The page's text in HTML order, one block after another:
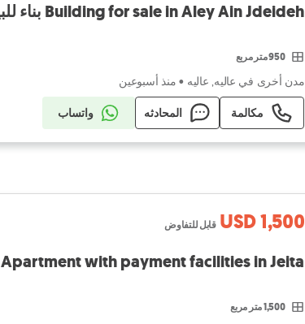
Building for sale in Aley Ain Jdeideh بناء للبيع في عاليه عين جديدة
950 متر مربع
مدن أخرى في عاليه, عاليه • منذ أسبوعين
مكالمة المحادثه واتساب
USD 1,500 قابل للتفاوض
Apartment with payment facilities in Jeita شقة مع تسهيلات في جعيتا
1,500 متر مربع